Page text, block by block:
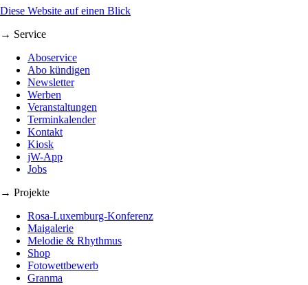
Diese Website auf einen Blick
→ Service
Aboservice
Abo kündigen
Newsletter
Werben
Veranstaltungen
Terminkalender
Kontakt
Kiosk
jW-App
Jobs
→ Projekte
Rosa-Luxemburg-Konferenz
Maigalerie
Melodie & Rhythmus
Shop
Fotowettbewerb
Granma